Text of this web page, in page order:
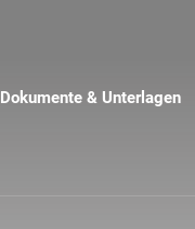
Dokumente & Unterlagen